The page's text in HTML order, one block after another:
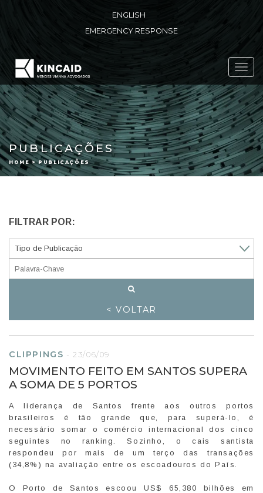
ENGLISH
EMERGENCY RESPONSE
PUBLICAÇÕES
HOME > PUBLICAÇÕES
FILTRAR POR:
< VOLTAR
CLIPPINGS - 23/06/09
MOVIMENTO FEITO EM SANTOS SUPERA
A SOMA DE 5 PORTOS
A liderança de Santos frente aos outros portos
brasileiros é tão grande que, para superá-lo, é
necessário somar o comércio internacional dos cinco
seguintes no ranking. Sozinho, o cais santista
respondeu por mais de um terço das transações
(34,8%) na avaliação entre os escoadouros do País.
O Porto de Santos escoou US$ 65,380 bilhões em